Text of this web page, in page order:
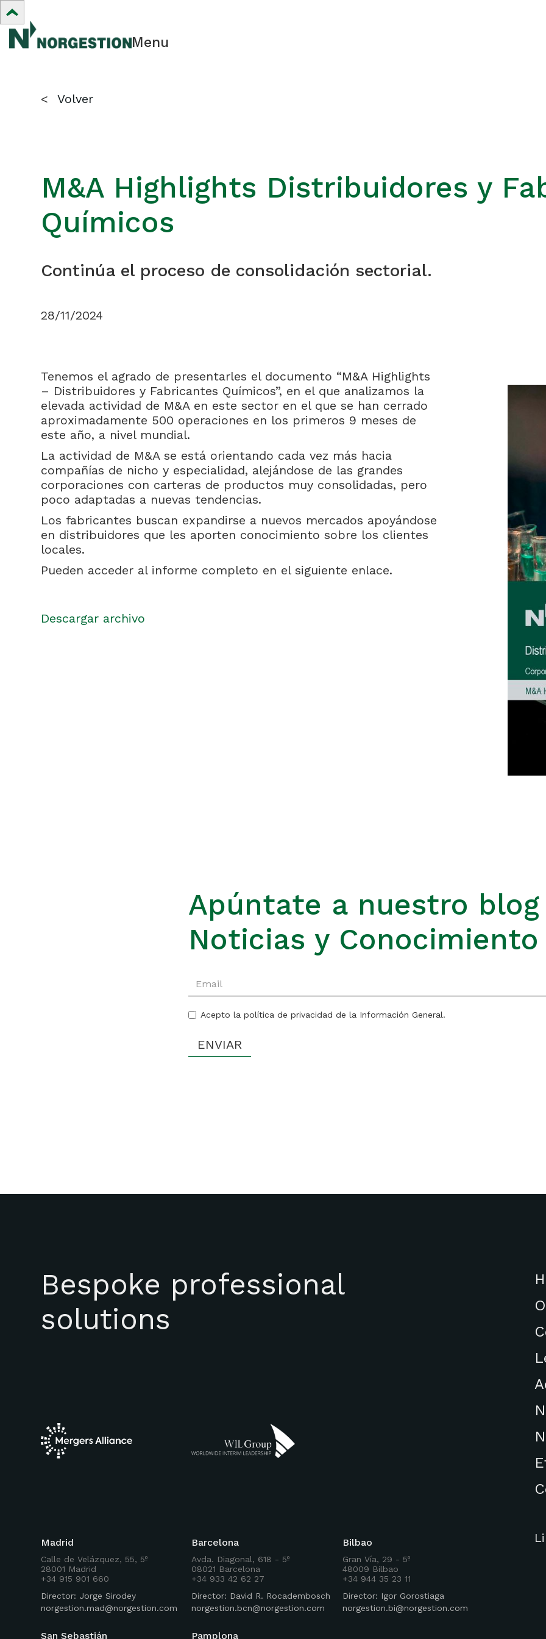
Menu
< Volver
M&A Highlights Distribuidores y
Químicos
Continúa el proceso de consolidación sectorial.
28/11/2024
Tenemos el agrado de presentarles el documento “M&A Highlights
– Distribuidores y Fabricantes Químicos”, en el que analizamos la
elevada actividad de M&A en este sector en el que se han cerrado
aproximadamente 500 operaciones en los primeros 9 meses de
este año, a nivel mundial.
La actividad de M&A se está orientando cada vez más hacia
compañías de nicho y especialidad, alejándose de las grandes
corporaciones con carteras de productos muy consolidadas, pero
poco adaptadas a nuevas tendencias.
Los fabricantes buscan expandirse a nuevos mercados apoyándose
en distribuidores que les aporten conocimiento sobre los clientes
locales.
Pueden acceder al informe completo en el siguiente enlace.
Descargar archivo
Apúntate a nuestro
Noticias y Conocimiento
Acepto la política de privacidad de la Información General.
Bespoke professional
solutions
Madrid
Calle de Velázquez, 55, 5º
28001 Madrid
+34 915 901 660
Director: Jorge Sirodey
norgestion.mad@norgestion.com
Barcelona
Avda. Diagonal, 618 - 5º
08021 Barcelona
+34 933 42 62 27
Director: David R. Rocadembosch
norgestion.bcn@norgestion.com
Bilbao
Gran Vía, 29 - 5º
48009 Bilbao
+34 944 35 23 11
Director: Igor Gorostiaga
norgestion.bi@norgestion.com
San Sebastián Pamplona